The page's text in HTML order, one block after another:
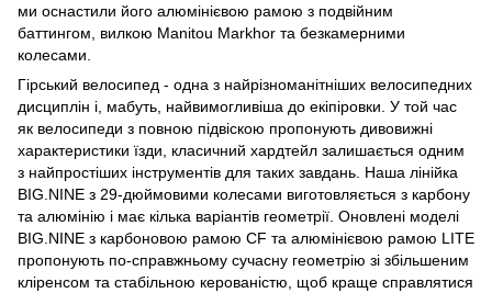
ми оснастили його алюмінієвою рамою з подвійним
баттингом, вилкою Manitou Markhor та безкамерними
колесами.
Гірський велосипед - одна з найрізноманітніших велосипедних
дисциплін і, мабуть, найвимогливіша до екіпіровки. У той час
як велосипеди з повною підвіскою пропонують дивовижні
характеристики їзди, класичний хардтейл залишається одним
з найпростіших інструментів для таких завдань. Наша лінійка
BIG.NINE з 29-дюймовими колесами виготовляється з карбону
та алюмінію і має кілька варіантів геометрії. Оновлені моделі
BIG.NINE з карбоновою рамою CF та алюмінієвою рамою LITE
пропонують по-справжньому сучасну геометрію зі збільшеним
кліренсом та стабільною керованістю, щоб краще справлятися